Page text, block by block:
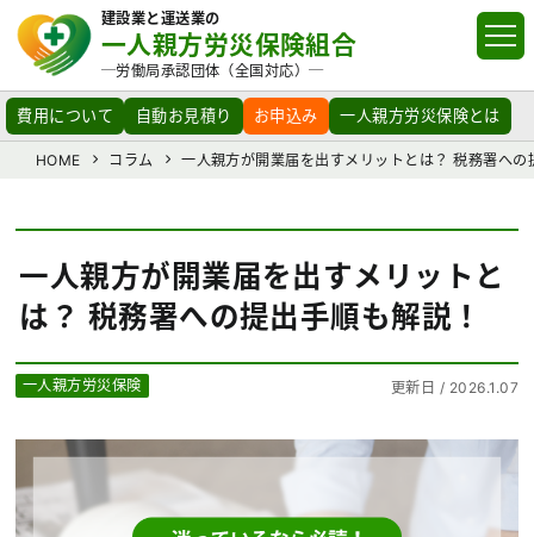
建設業と運送業の
一人親方労災保険組合
─労働局承認団体（全国対応）─
費用について 自動お見積り お申込み 一人親方労災保険とは
HOME コラム 一人親方が開業届を出すメリットとは？ 税務署への
一人親方が開業届を出すメリットと
は？ 税務署への提出手順も解説！
一人親方労災保険 更新日 / 2026.1.07